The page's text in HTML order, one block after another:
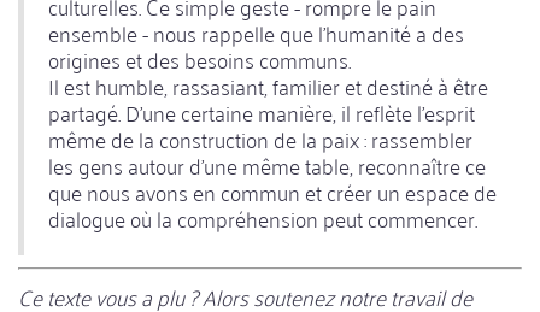
ensemble - nous rappelle que l'humanité a des
origines et des besoins communs.
Il est humble, rassasiant, familier et destiné à être
partagé. D'une certaine manière, il reflète l'esprit
même de la construction de la paix : rassembler
les gens autour d'une même table, reconnaître ce
que nous avons en commun et créer un espace de
dialogue où la compréhension peut commencer.
Ce texte vous a plu ? Alors soutenez notre travail de